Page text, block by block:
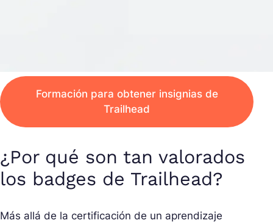
Formación para obtener insignias de
Trailhead
¿Por qué son tan valorados
los badges de Trailhead?
Más allá de la certificación de un aprendizaje